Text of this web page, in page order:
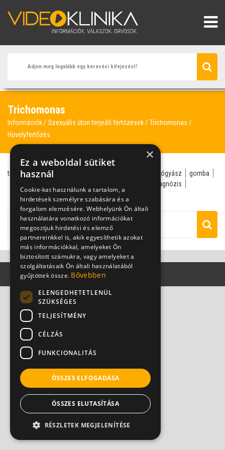
Trichomonas
Információk Szexuális úton terjedő fertőzések
Trichomonas
Hüvelyfertőzés
trichomonas bőr- és nemi gyógyász
gomba
differenciál-diagnózis
hüvelyfertőzés
hüvelyöblítés laktobacilus
×
Ez a weboldal sütiket
használ
Cookie-kat használunk a tartalom, a
hirdetések személyre szabására és a
forgalom elemzésére. Webhelyünk Ön általi
használatára vonatkozó információkat
megosztjuk hirdetési és elemző
partnereinkkel is, akik egyesíthetik azokat
más információkkal, amelyeket Ön
biztosított számukra, vagy amelyeket a
szolgáltatásaik Ön általi használatából
gyűjtöttek össze. Bővebben
ELENGEDHETETLENÜL
SZÜKSÉGES
TELJESÍTMÉNY
CÉLZÁS
FUNKCIONALITÁS
ÖSSZES ELFOGADÁSA
ÖSSZES ELUTASÍTÁSA
RÉSZLETEK MEGJELENÍTÉSE